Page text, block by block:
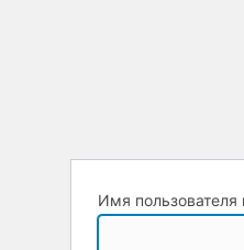
Имя пользователя